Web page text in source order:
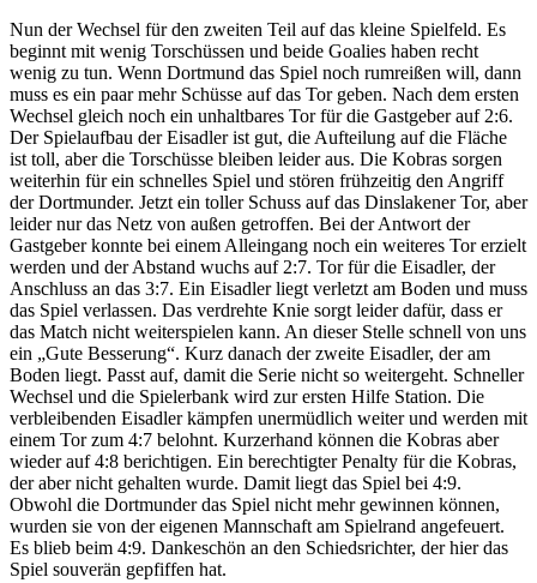
Nun der Wechsel für den zweiten Teil auf das kleine Spielfeld. Es
beginnt mit wenig Torschüssen und beide Goalies haben recht
wenig zu tun. Wenn Dortmund das Spiel noch rumreißen will, dann
muss es ein paar mehr Schüsse auf das Tor geben. Nach dem ersten
Wechsel gleich noch ein unhaltbares Tor für die Gastgeber auf 2:6.
Der Spielaufbau der Eisadler ist gut, die Aufteilung auf die Fläche
ist toll, aber die Torschüsse bleiben leider aus. Die Kobras sorgen
weiterhin für ein schnelles Spiel und stören frühzeitig den Angriff
der Dortmunder. Jetzt ein toller Schuss auf das Dinslakener Tor, aber
leider nur das Netz von außen getroffen. Bei der Antwort der
Gastgeber konnte bei einem Alleingang noch ein weiteres Tor erzielt
werden und der Abstand wuchs auf 2:7. Tor für die Eisadler, der
Anschluss an das 3:7. Ein Eisadler liegt verletzt am Boden und muss
das Spiel verlassen. Das verdrehte Knie sorgt leider dafür, dass er
das Match nicht weiterspielen kann. An dieser Stelle schnell von uns
ein „Gute Besserung“. Kurz danach der zweite Eisadler, der am
Boden liegt. Passt auf, damit die Serie nicht so weitergeht. Schneller
Wechsel und die Spielerbank wird zur ersten Hilfe Station. Die
verbleibenden Eisadler kämpfen unermüdlich weiter und werden mit
einem Tor zum 4:7 belohnt. Kurzerhand können die Kobras aber
wieder auf 4:8 berichtigen. Ein berechtigter Penalty für die Kobras,
der aber nicht gehalten wurde. Damit liegt das Spiel bei 4:9.
Obwohl die Dortmunder das Spiel nicht mehr gewinnen können,
wurden sie von der eigenen Mannschaft am Spielrand angefeuert.
Es blieb beim 4:9. Dankeschön an den Schiedsrichter, der hier das
Spiel souverän gepfiffen hat.